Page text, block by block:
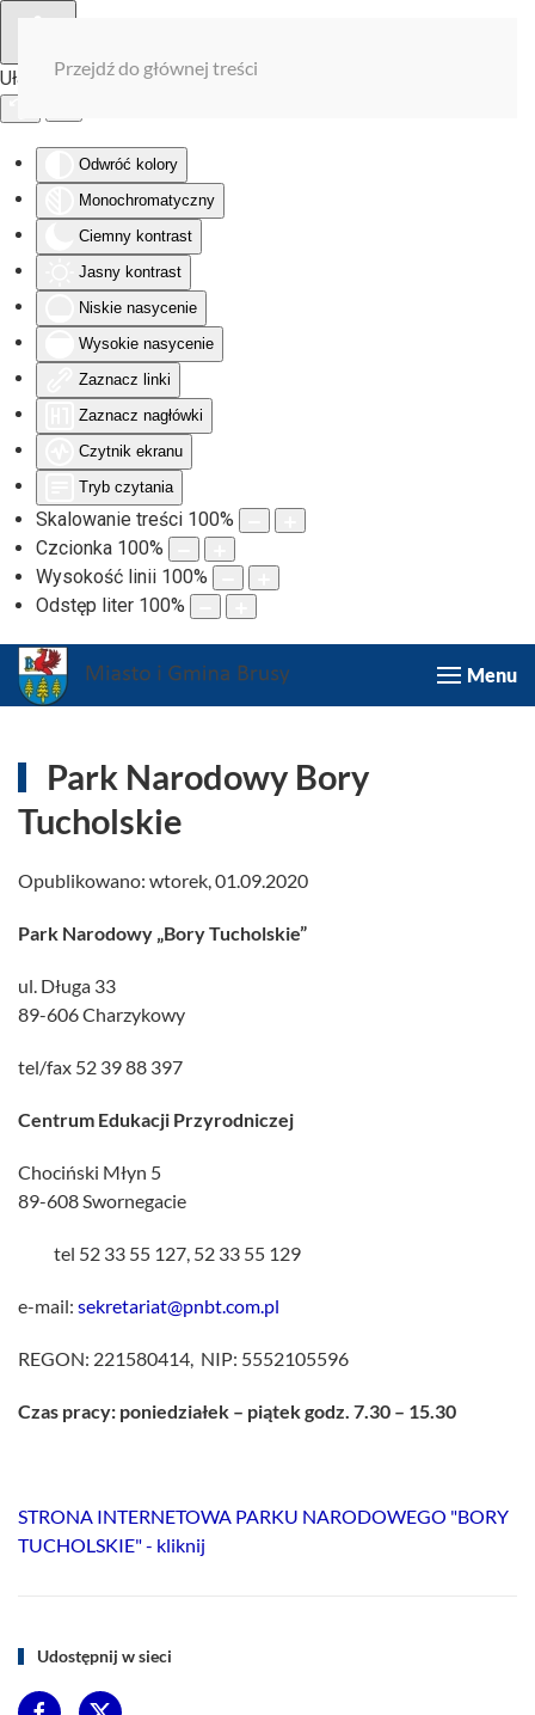
Ułatwienia dostępu
Odwróć kolory
Monochromatyczny
Ciemny kontrast
Jasny kontrast
Niskie nasycenie
Wysokie nasycenie
Zaznacz linki
Zaznacz nagłówki
Czytnik ekranu
Tryb czytania
Skalowanie treści 100%
Czcionka 100%
Wysokość linii 100%
Odstęp liter 100%
Przejdź do głównej treści
Menu
Park Narodowy Bory
Tucholskie
Opublikowano: wtorek, 01.09.2020
Park Narodowy „Bory Tucholskie”
ul. Długa 33
89-606 Charzykowy
tel/fax 52 39 88 397
Centrum Edukacji Przyrodniczej
Chociński Młyn 5
89-608 Swornegacie
tel 52 33 55 127, 52 33 55 129
e-mail: sekretariat@pnbt.com.pl
REGON: 221580414, NIP: 5552105596
Czas pracy: poniedziałek – piątek godz. 7.30 – 15.30
STRONA INTERNETOWA PARKU NARODOWEGO "BORY
TUCHOLSKIE" - kliknij
Udostępnij w sieci